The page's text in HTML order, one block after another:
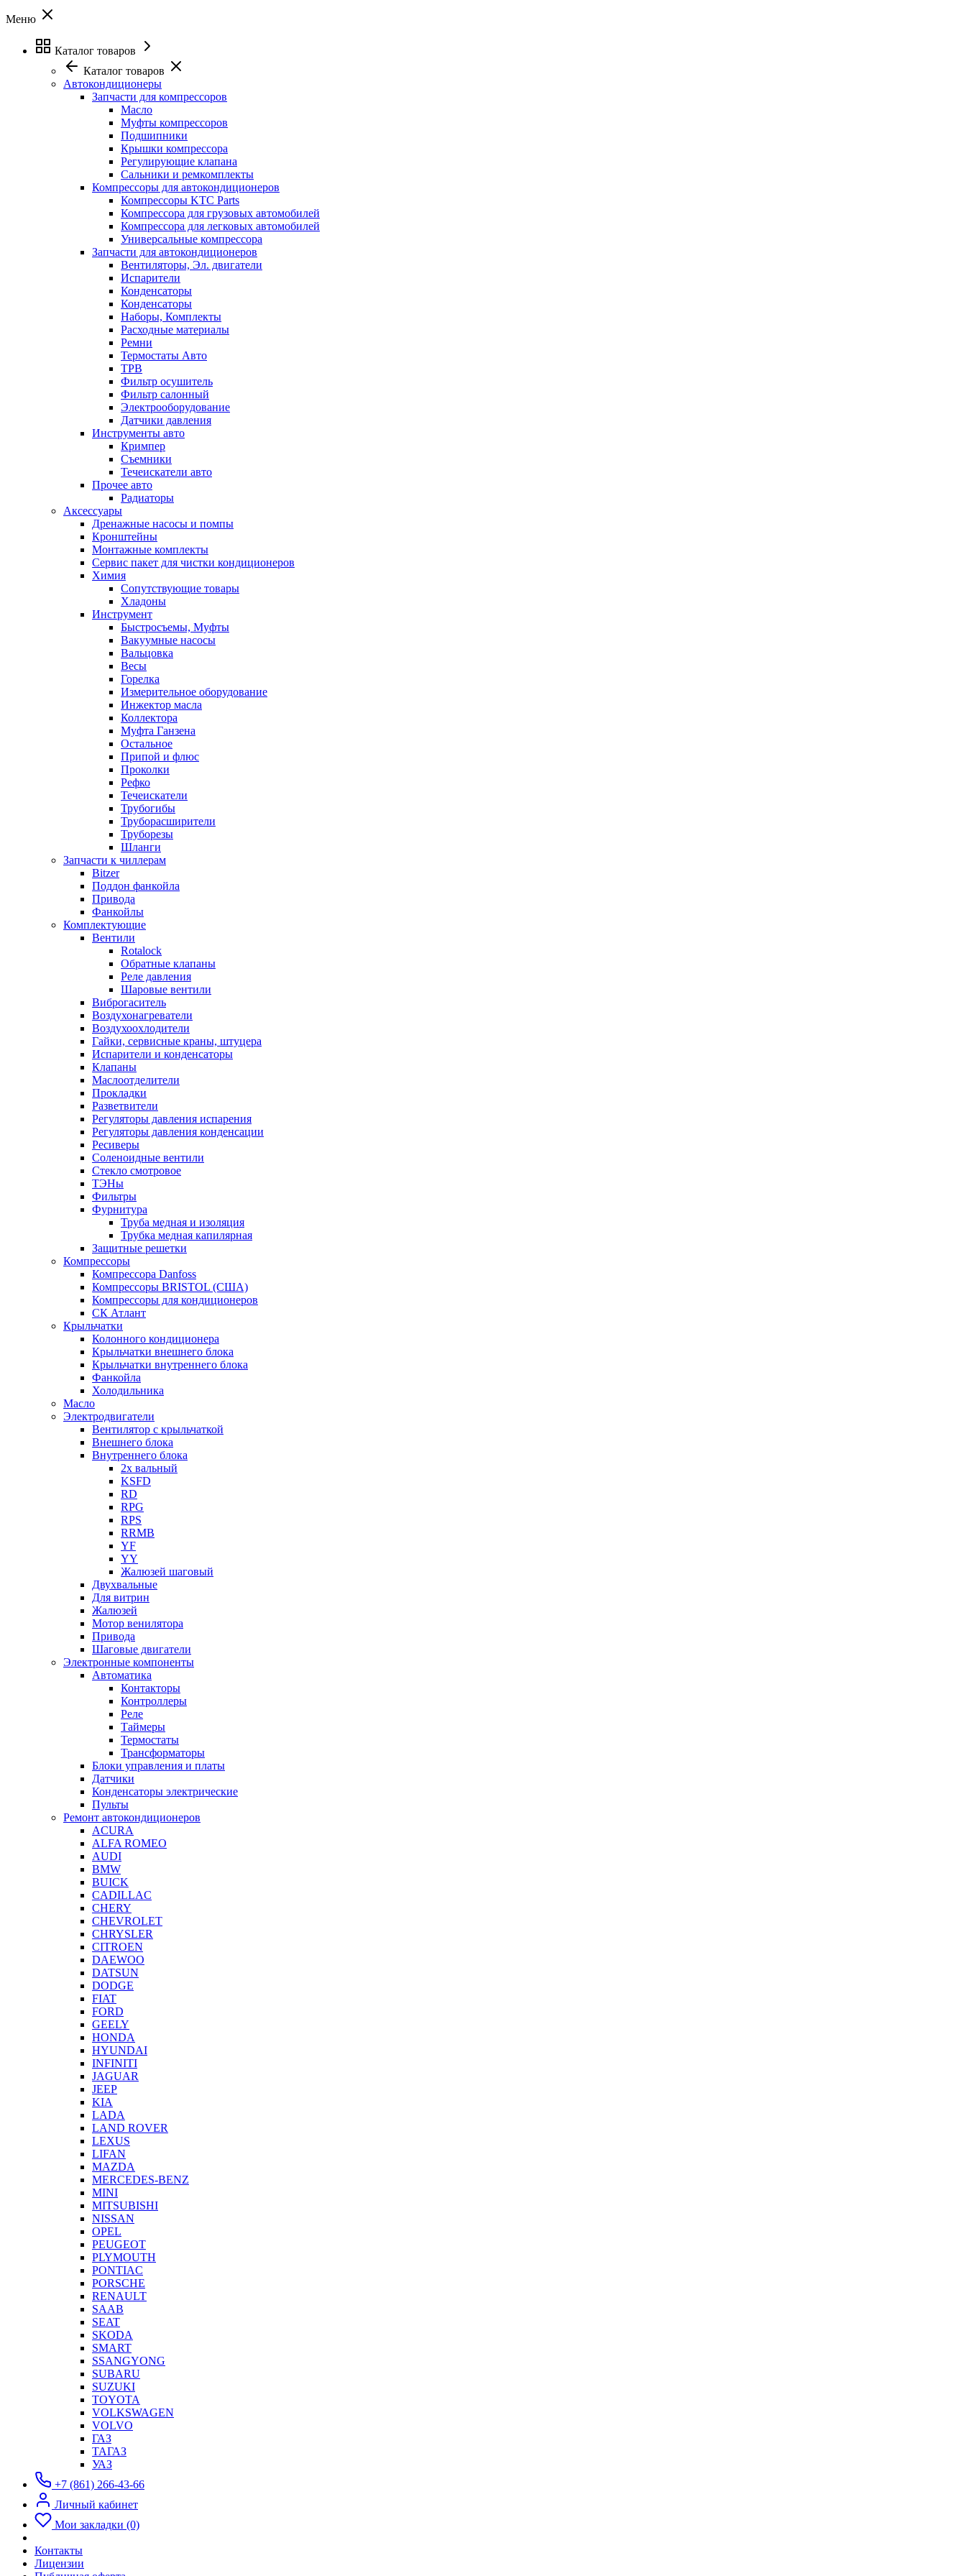
Меню
Каталог товаров
Каталог товаров
Автокондиционеры
Запчасти для компрессоров
Масло
Муфты компрессоров
Подшипники
Крышки компрессора
Регулирующие клапана
Сальники и ремкомплекты
Компрессоры для автокондиционеров
Компрессоры KTC Parts
Компрессора для грузовых автомобилей
Компрессора для легковых автомобилей
Универсальные компрессора
Запчасти для автокондиционеров
Вентиляторы, Эл. двигатели
Испарители
Конденсаторы
Конденсаторы
Наборы, Комплекты
Расходные материалы
Ремни
Термостаты Авто
ТРВ
Фильтр осушитель
Фильтр салонный
Электрооборудование
Датчики давления
Инструменты авто
Кримпер
Съемники
Течеискатели авто
Прочее авто
Радиаторы
Аксессуары
Дренажные насосы и помпы
Кронштейны
Монтажные комплекты
Сервис пакет для чистки кондиционеров
Химия
Сопутствующие товары
Хладоны
Инструмент
Быстросъемы, Муфты
Вакуумные насосы
Вальцовка
Весы
Горелка
Измерительное оборудование
Инжектор масла
Коллектора
Муфта Ганзена
Остальное
Припой и флюс
Проколки
Рефко
Течеискатели
Трубогибы
Труборасширители
Труборезы
Шланги
Запчасти к чиллерам
Bitzer
Поддон фанкойла
Привода
Фанкойлы
Комплектующие
Вентили
Rotalock
Обратные клапаны
Реле давления
Шаровые вентили
Виброгаситель
Воздухонагреватели
Воздухоохлодители
Гайки, сервисные краны, штуцера
Испарители и конденсаторы
Клапаны
Маслоотделители
Прокладки
Разветвители
Регуляторы давления испарения
Регуляторы давления конденсации
Ресиверы
Соленоидные вентили
Стекло смотровое
ТЭНы
Фильтры
Фурнитура
Труба медная и изоляция
Трубка медная капилярная
Защитные решетки
Компрессоры
Компрессора Danfoss
Компрессоры BRISTOL (США)
Компрессоры для кондиционеров
СК Атлант
Крыльчатки
Колонного кондиционера
Крыльчатки внешнего блока
Крыльчатки внутреннего блока
Фанкойла
Холодильника
Масло
Электродвигатели
Вентилятор с крыльчаткой
Внешнего блока
Внутреннего блока
2х вальный
KSFD
RD
RPG
RPS
RRMB
YF
YY
Жалюзей шаговый
Двухвальные
Для витрин
Жалюзей
Мотор венилятора
Привода
Шаговые двигатели
Электронные компоненты
Автоматика
Контакторы
Контроллеры
Реле
Таймеры
Термостаты
Трансформаторы
Блоки управления и платы
Датчики
Конденсаторы электрические
Пульты
Ремонт автокондиционеров
ACURA
ALFA ROMEO
AUDI
BMW
BUICK
CADILLAC
CHERY
CHEVROLET
CHRYSLER
CITROEN
DAEWOO
DATSUN
DODGE
FIAT
FORD
GEELY
HONDA
HYUNDAI
INFINITI
JAGUAR
JEEP
KIA
LADA
LAND ROVER
LEXUS
LIFAN
MAZDA
MERCEDES-BENZ
MINI
MITSUBISHI
NISSAN
OPEL
PEUGEOT
PLYMOUTH
PONTIAC
PORSCHE
RENAULT
SAAB
SEAT
SKODA
SMART
SSANGYONG
SUBARU
SUZUKI
TOYOTA
VOLKSWAGEN
VOLVO
ГАЗ
ТАГАЗ
УАЗ
+7 (861) 266-43-66
Личный кабинет
Мои закладки (0)
Контакты
Лицензии